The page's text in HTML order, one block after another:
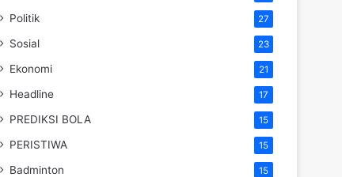
Politik 27
Sosial 23
Ekonomi 21
Headline 17
PREDIKSI BOLA 15
PERISTIWA 15
Badminton 15